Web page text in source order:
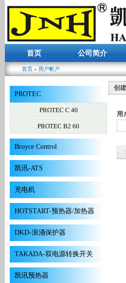
首页 公司简介
你在这里
首页 » 用户帐户
PROTEC
PROTEC C 40
PROTEC B2 60
Broyce Control
凯讯-ATS
充电机
HOTSTART-预热器/加热器
DKD-浪涌保护器
TAKADA-双电源转换开关
凯讯预热器
主标
创
用